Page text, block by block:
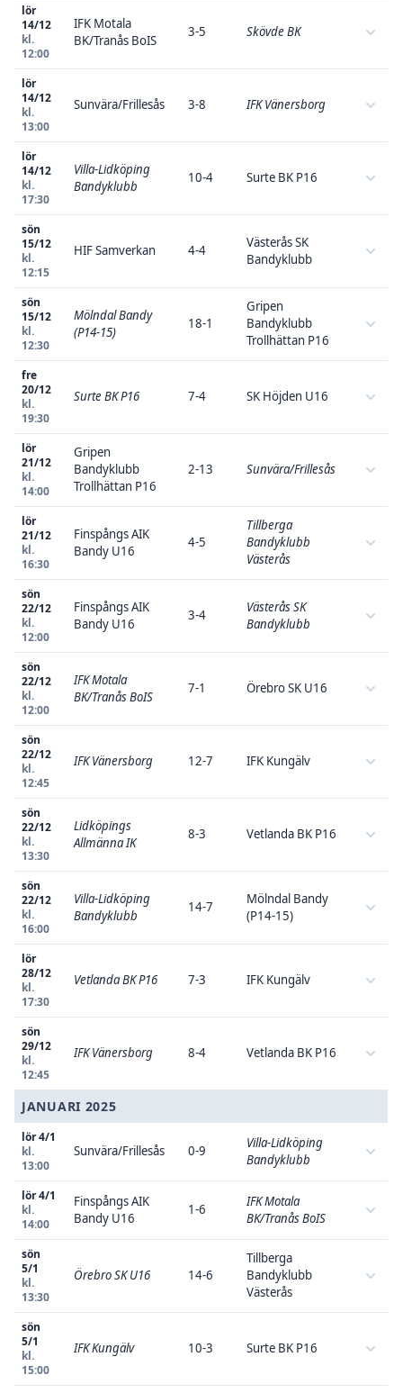
lör
14/12
kl.
12:00
IFK Motala
BK/Tranås BoIS
3-5 Skövde BK
lör
14/12
kl.
13:00
Sunvära/Frillesås 3-8 IFK Vänersborg
lör
14/12
kl.
17:30
Villa-Lidköping
Bandyklubb
10-4 Surte BK P16
sön
15/12
kl.
12:15
HIF Samverkan 4-4
Västerås SK
Bandyklubb
sön
15/12
kl.
12:30
Mölndal Bandy
(P14-15)
18-1
Gripen
Bandyklubb
Trollhättan P16
fre
20/12
kl.
19:30
Surte BK P16 7-4 SK Höjden U16
lör
21/12
kl.
14:00
Gripen
Bandyklubb
Trollhättan P16
2-13 Sunvära/Frillesås
lör
21/12
kl.
16:30
Finspångs AIK
Bandy U16
4-5
Tillberga
Bandyklubb
Västerås
sön
22/12
kl.
12:00
Finspångs AIK
Bandy U16
3-4
Västerås SK
Bandyklubb
sön
22/12
kl.
12:00
IFK Motala
BK/Tranås BoIS
7-1 Örebro SK U16
sön
22/12
kl.
12:45
IFK Vänersborg 12-7 IFK Kungälv
sön
22/12
kl.
13:30
Lidköpings
Allmänna IK
8-3 Vetlanda BK P16
sön
22/12
kl.
16:00
Villa-Lidköping
Bandyklubb
14-7
Mölndal Bandy
(P14-15)
lör
28/12
kl.
17:30
Vetlanda BK P16 7-3 IFK Kungälv
sön
29/12
kl.
12:45
IFK Vänersborg 8-4 Vetlanda BK P16
JANUARI 2025
lör 4/1
kl.
13:00
Sunvära/Frillesås 0-9
Villa-Lidköping
Bandyklubb
lör 4/1
kl.
14:00
Finspångs AIK
Bandy U16
1-6
IFK Motala
BK/Tranås BoIS
sön
5/1
kl.
13:30
Örebro SK U16 14-6
Tillberga
Bandyklubb
Västerås
sön
5/1
kl.
15:00
IFK Kungälv 10-3 Surte BK P16